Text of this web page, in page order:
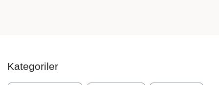
Kategoriler